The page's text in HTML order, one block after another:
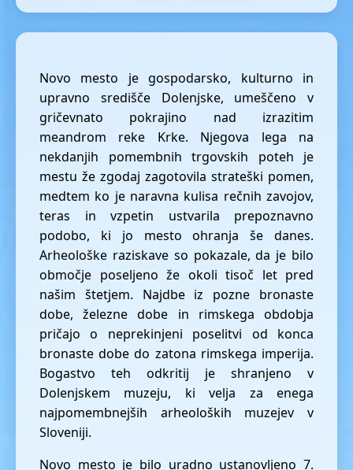
Novo mesto je gospodarsko, kulturno in
upravno središče Dolenjske, umeščeno v
gričevnato pokrajino nad izrazitim
meandrom reke Krke. Njegova lega na
nekdanjih pomembnih trgovskih poteh je
mestu že zgodaj zagotovila strateški pomen,
medtem ko je naravna kulisa rečnih zavojov,
teras in vzpetin ustvarila prepoznavno
podobo, ki jo mesto ohranja še danes.
Arheološke raziskave so pokazale, da je bilo
območje poseljeno že okoli tisoč let pred
našim štetjem. Najdbe iz pozne bronaste
dobe, železne dobe in rimskega obdobja
pričajo o neprekinjeni poselitvi od konca
bronaste dobe do zatona rimskega imperija.
Bogastvo teh odkritij je shranjeno v
Dolenjskem muzeju, ki velja za enega
najpomembnejših arheoloških muzejev v
Sloveniji.
Novo mesto je bilo uradno ustanovljeno 7.